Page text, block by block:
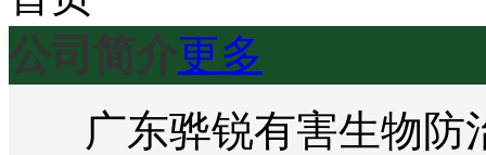
公司简介更多
广东骅锐有害生物防